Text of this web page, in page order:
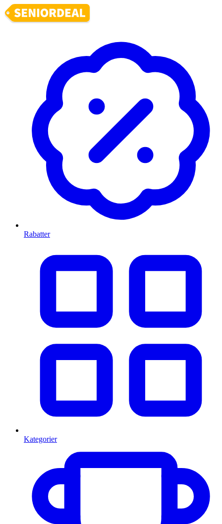
Rabatter
Kategorier